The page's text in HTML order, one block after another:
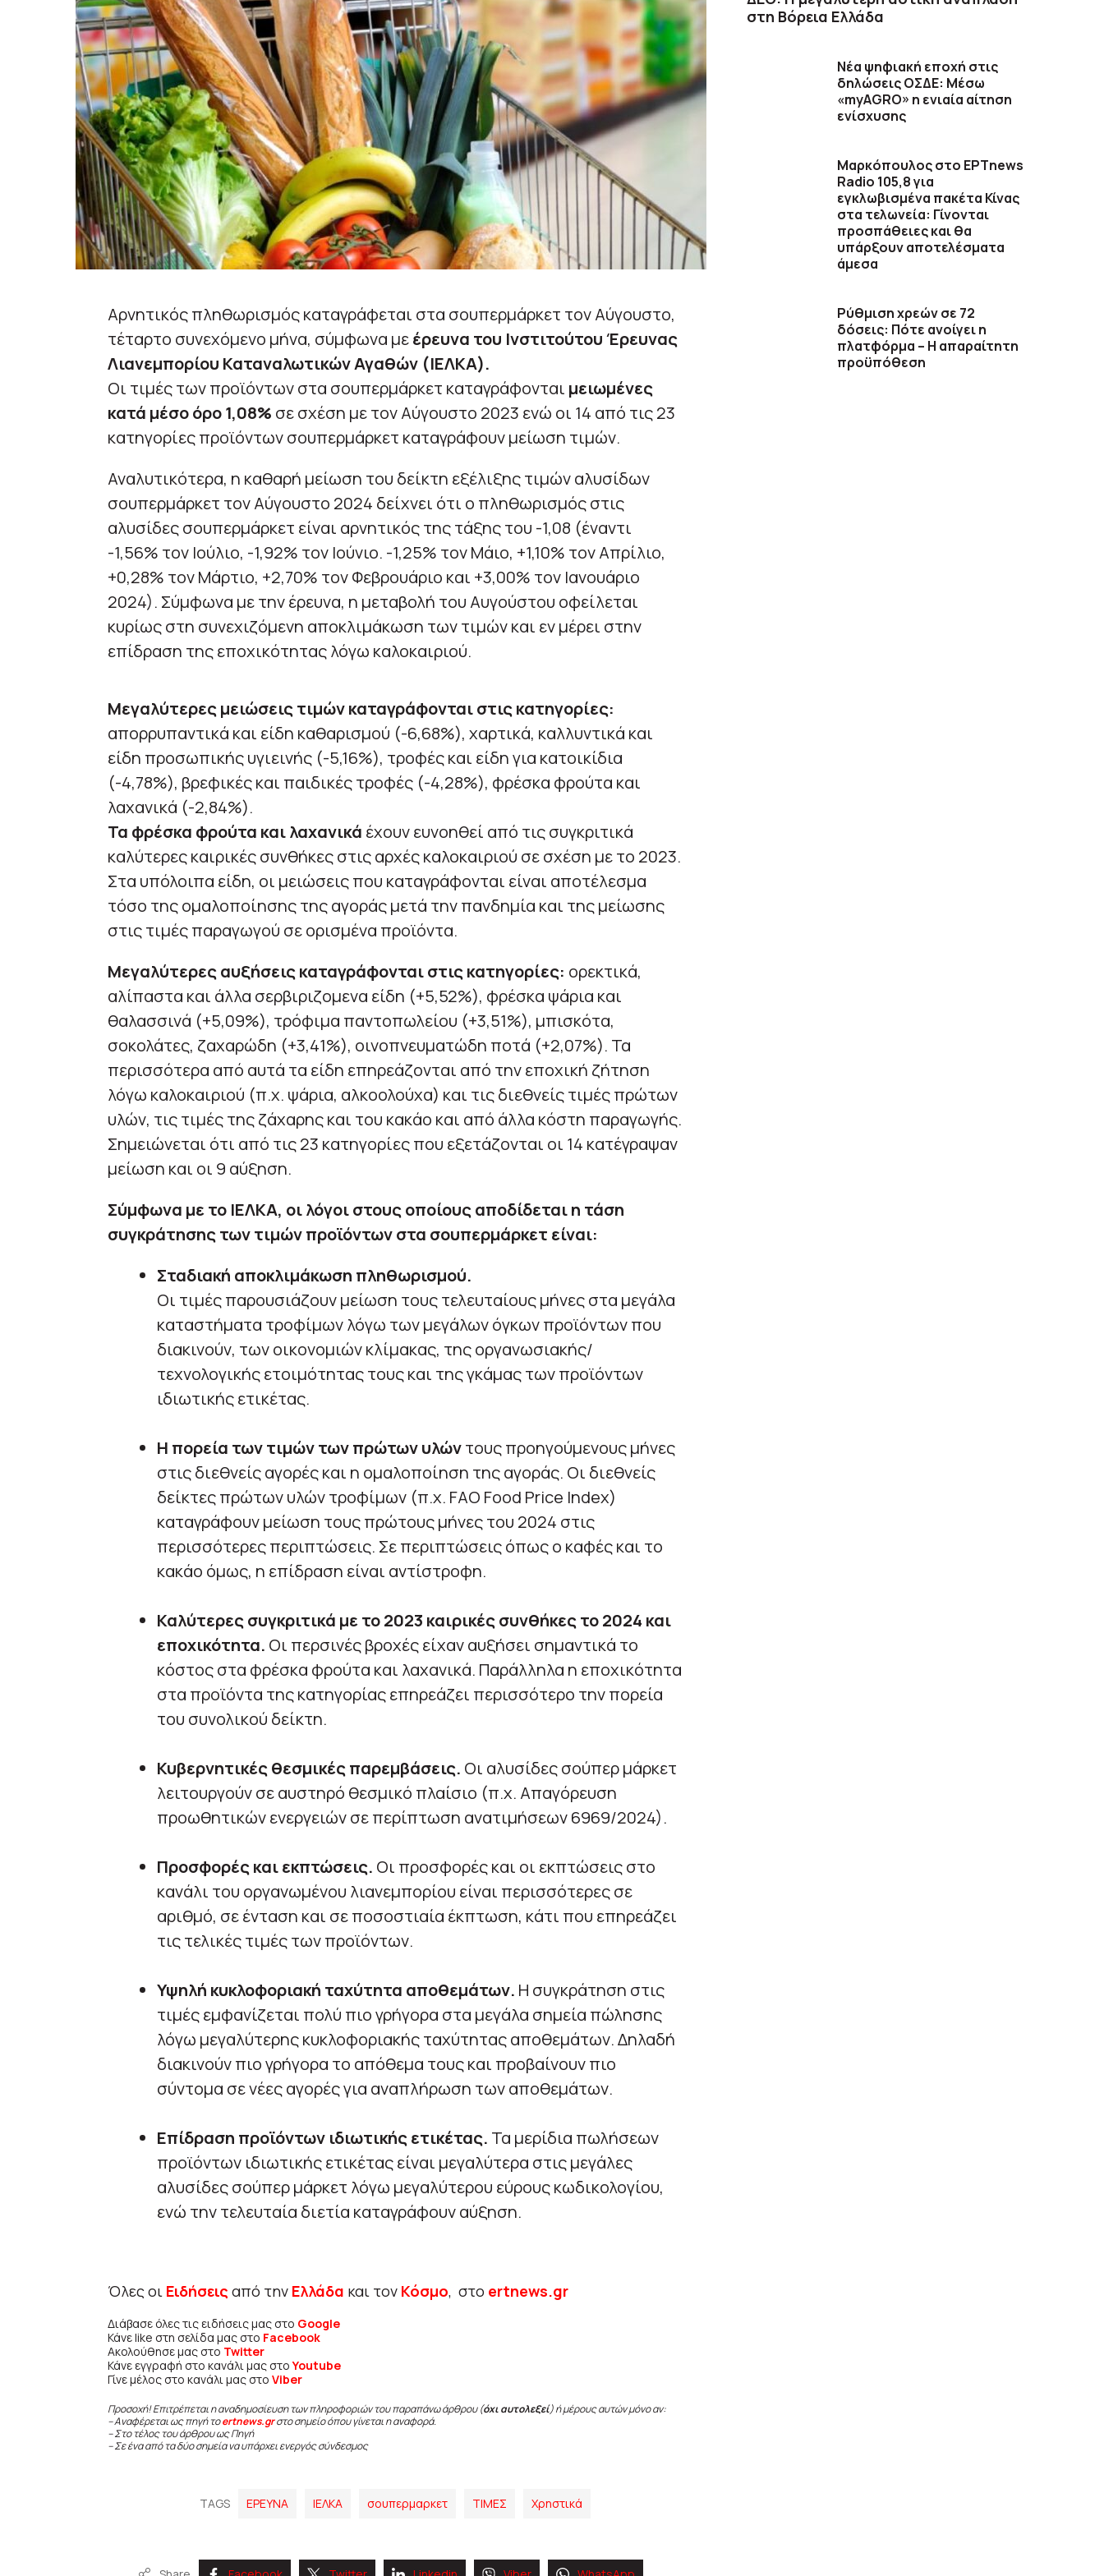
Αρνητικός πληθωρισμός καταγράφεται στα σουπερμάρκετ τον Αύγουστο,
τέταρτο συνεχόμενο μήνα, σύμφωνα μεέρευνα του Ινστιτούτου Έρευνας
Λιανεμπορίου Καταναλωτικών Αγαθών (ΙΕΛΚΑ).
Οι τιμές των προϊόντων στα σουπερμάρκετ καταγράφονται μειωμένες
κατά μέσο όρο 1,08% σε σχέση με τον Αύγουστο 2023 ενώ οι 14 από τις 23
κατηγορίες προϊόντων σουπερμάρκετ καταγράφουν μείωση τιμών.
Αναλυτικότερα, η καθαρή μείωση του δείκτη εξέλιξης τιμών αλυσίδων
σουπερμάρκετ τον Αύγουστο 2024 δείχνει ότι ο πληθωρισμός στις
αλυσίδες σουπερμάρκετ είναι αρνητικός της τάξης του -1,08 (έναντι
-1,56% τον Ιούλιο, -1,92% τον Ιούνιο. -1,25% τον Μάιο, +1,10% τον Απρίλιο,
+0,28% τον Μάρτιο, +2,70% τον Φεβρουάριο και +3,00% τον Ιανουάριο
2024). Σύμφωνα με την έρευνα, η μεταβολή του Αυγούστου οφείλεται
κυρίως στη συνεχιζόμενη αποκλιμάκωση των τιμών και εν μέρει στην
επίδραση της εποχικότητας λόγω καλοκαιριού.
Μεγαλύτερες μειώσεις τιμών καταγράφονται στις κατηγορίες:
απορρυπαντικά και είδη καθαρισμού (-6,68%), χαρτικά, καλλυντικά και
είδη προσωπικής υγιεινής (-5,16%), τροφές και είδη για κατοικίδια
(-4,78%), βρεφικές και παιδικές τροφές (-4,28%), φρέσκα φρούτα και
λαχανικά (-2,84%).
Τα φρέσκα φρούτα και λαχανικά έχουν ευνοηθεί από τις συγκριτικά
καλύτερες καιρικές συνθήκες στις αρχές καλοκαιριού σε σχέση με το 2023.
Στα υπόλοιπα είδη, οι μειώσεις που καταγράφονται είναι αποτέλεσμα
τόσο της ομαλοποίησης της αγοράς μετά την πανδημία και της μείωσης
στις τιμές παραγωγού σε ορισμένα προϊόντα.
Μεγαλύτερες αυξήσεις καταγράφονται στις κατηγορίες: ορεκτικά,
αλίπαστα και άλλα σερβιριζομενα είδη (+5,52%), φρέσκα ψάρια και
θαλασσινά (+5,09%), τρόφιμα παντοπωλείου (+3,51%), μπισκότα,
σοκολάτες, ζαχαρώδη (+3,41%), οινοπνευματώδη ποτά (+2,07%). Τα
περισσότερα από αυτά τα είδη επηρεάζονται από την εποχική ζήτηση
λόγω καλοκαιριού (π.χ. ψάρια, αλκοολούχα) και τις διεθνείς τιμές πρώτων
υλών, τις τιμές της ζάχαρης και του κακάο και από άλλα κόστη παραγωγής.
Σημειώνεται ότι από τις 23 κατηγορίες που εξετάζονται οι 14 κατέγραψαν
μείωση και οι 9 αύξηση.
Σύμφωνα με το ΙΕΛΚΑ, οι λόγοι στους οποίους αποδίδεται η τάση
συγκράτησης των τιμών προϊόντων στα σουπερμάρκετ είναι:
Σταδιακή αποκλιμάκωση πληθωρισμού.
Οι τιμές παρουσιάζουν μείωση τους τελευταίους μήνες στα μεγάλα
καταστήματα τροφίμων λόγω των μεγάλων όγκων προϊόντων που
διακινούν, των οικονομιών κλίμακας, της οργανωσιακής/
τεχνολογικής ετοιμότητας τους και της γκάμας των προϊόντων
ιδιωτικής ετικέτας.
Η πορεία των τιμών των πρώτων υλώντους προηγούμενους μήνες
στις διεθνείς αγορές και η ομαλοποίηση της αγοράς. Οι διεθνείς
δείκτες πρώτων υλών τροφίμων (π.χ. FAO Food Price Index)
καταγράφουν μείωση τους πρώτους μήνες του 2024 στις
περισσότερες περιπτώσεις. Σε περιπτώσεις όπως ο καφές και το
κακάο όμως, η επίδραση είναι αντίστροφη.
Καλύτερες συγκριτικά με το 2023 καιρικές συνθήκες το 2024 και
εποχικότητα. Οι περσινές βροχές είχαν αυξήσει σημαντικά το
κόστος στα φρέσκα φρούτα και λαχανικά. Παράλληλα η εποχικότητα
στα προϊόντα της κατηγορίας επηρεάζει περισσότερο την πορεία
του συνολικού δείκτη.
Κυβερνητικές θεσμικές παρεμβάσεις. Οι αλυσίδες σούπερ μάρκετ
λειτουργούν σε αυστηρό θεσμικό πλαίσιο (π.χ. Απαγόρευση
προωθητικών ενεργειών σε περίπτωση ανατιμήσεων 6969/2024).
Προσφορές και εκπτώσεις. Οι προσφορές και οι εκπτώσεις στο
κανάλι του οργανωμένου λιανεμπορίου είναι περισσότερες σε
αριθμό, σε ένταση και σε ποσοστιαία έκπτωση, κάτι που επηρεάζει
τις τελικές τιμές των προϊόντων.
Υψηλή κυκλοφοριακή ταχύτητα αποθεμάτων. Η συγκράτηση στις
τιμές εμφανίζεται πολύ πιο γρήγορα στα μεγάλα σημεία πώλησης
λόγω μεγαλύτερης κυκλοφοριακής ταχύτητας αποθεμάτων. Δηλαδή
διακινούν πιο γρήγορα το απόθεμα τους και προβαίνουν πιο
σύντομα σε νέες αγορές για αναπλήρωση των αποθεμάτων.
Επίδραση προϊόντων ιδιωτικής ετικέτας. Τα μερίδια πωλήσεων
προϊόντων ιδιωτικής ετικέτας είναι μεγαλύτερα στις μεγάλες
αλυσίδες σούπερ μάρκετ λόγω μεγαλύτερου εύρους κωδικολογίου,
ενώ την τελευταία διετία καταγράφουν αύξηση.
Όλες οι Ειδήσεις από την Ελλάδα και τον Κόσμο, στο ertnews.gr
Διάβασε όλες τις ειδήσεις μας στο Google
Κάνε like στη σελίδα μας στο Facebook
Ακολούθησε μας στο Twitter
Κάνε εγγραφή στο κανάλι μας στοYoutube
Γίνε μέλος στο κανάλι μας στο Viber
Προσοχή! Επιτρέπεται η αναδημοσίευση των πληροφοριών του παραπάνω άρθρου (όχι αυτολεξεί) ή μέρους αυτών μόνο αν:
– Αναφέρεται ως πηγή τοertnews.gr στο σημείο όπου γίνεται η αναφορά.
– Στο τέλος του άρθρου ως Πηγή
– Σε ένα από τα δύο σημεία να υπάρχει ενεργός σύνδεσμος
TAGS ΕΡΕΥΝΑ ΙΕΛΚΑ σουπερμαρκετ ΤΙΜΕΣ Χρηστικά
στη Βόρεια Ελλάδα
Νέα ψηφιακή εποχή στις
δηλώσεις ΟΣΔΕ: Μέσω
«myAGRO» η ενιαία αίτηση
ενίσχυσης
Μαρκόπουλος στο ΕΡΤnews
Radio 105,8 για
εγκλωβισμένα πακέτα Κίνας
στα τελωνεία: Γίνονται
προσπάθειες και θα
υπάρξουν αποτελέσματα
άμεσα
Ρύθμιση χρεών σε 72
δόσεις: Πότε ανοίγει η
πλατφόρμα – Η απαραίτητη
προϋπόθεση